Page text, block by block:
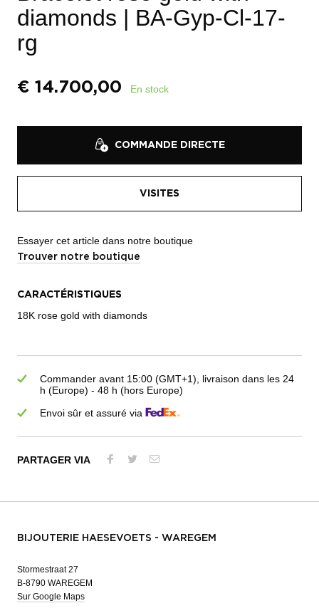
diamonds | BA-Gyp-Cl-17-
rg
€ 14.700,00 En stock
COMMANDE DIRECTE
VISITES
Essayer cet article dans notre boutique
Trouver notre boutique
CARACTÉRISTIQUES
18K rose gold with diamonds
Commander avant 15:00 (GMT+1), livraison dans les 24
h (Europe) - 48 h (hors Europe)
Envoi sûr et assuré via
PARTAGER VIA
BIJOUTERIE HAESEVOETS - WAREGEM
Stormestraat 27
B-8790 WAREGEM
Sur Google Maps